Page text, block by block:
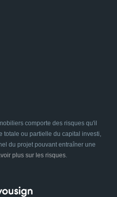
comporte des risques qu'il
totale ou partielle du capital investi,
du projet pouvant entraîner une
plus sur les risques.